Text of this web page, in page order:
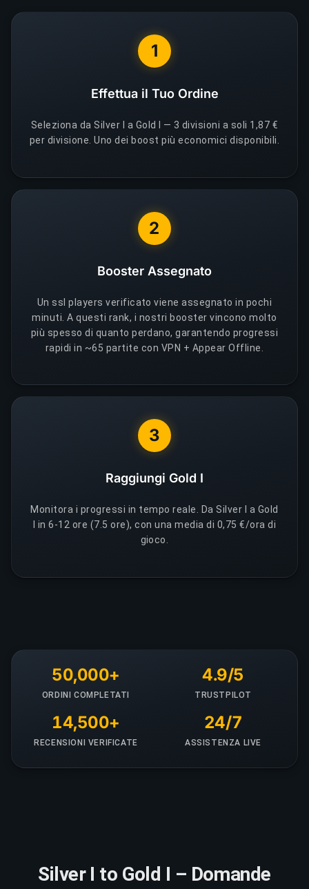
1
Effettua il Tuo Ordine
Seleziona da Silver I a Gold I — 3 divisioni a soli 1,87 €
per divisione. Uno dei boost più economici disponibili.
2
Booster Assegnato
Un ssl players verificato viene assegnato in pochi
minuti. A questi rank, i nostri booster vincono molto
più spesso di quanto perdano, garantendo progressi
rapidi in ~65 partite con VPN + Appear Offline.
3
Raggiungi Gold I
Monitora i progressi in tempo reale. Da Silver I a Gold
I in 6-12 ore (7.5 ore), con una media di 0,75 €/ora di
gioco.
50,000+
ORDINI COMPLETATI
4.9/5
TRUSTPILOT
14,500+
RECENSIONI VERIFICATE
24/7
ASSISTENZA LIVE
Silver I to Gold I – Domande